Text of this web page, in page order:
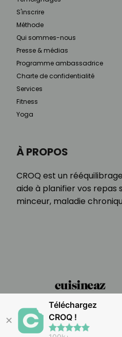
À PROPOS
CROQ est un
aide à planifier vos repas
minceur, maladie
S'inscrire
Méthode
Qui sommes-nous
Presse & médias
Programme ambassadrice
Charte de confidentialité
Services
Fitness
Yoga
✕
Téléchargez
CROQ !